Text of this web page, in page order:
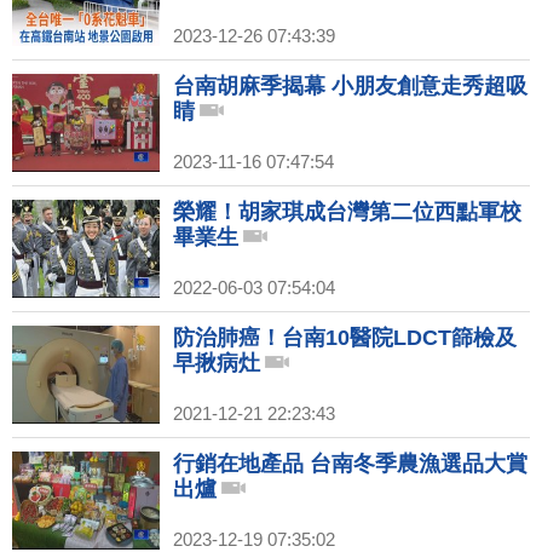
2023-12-26 07:43:39
台南胡麻季揭幕 小朋友創意走秀超吸
睛
2023-11-16 07:47:54
榮耀！胡家琪成台灣第二位西點軍校
畢業生
2022-06-03 07:54:04
防治肺癌！台南10醫院LDCT篩檢及
早揪病灶
2021-12-21 22:23:43
行銷在地產品 台南冬季農漁選品大賞
出爐
2023-12-19 07:35:02